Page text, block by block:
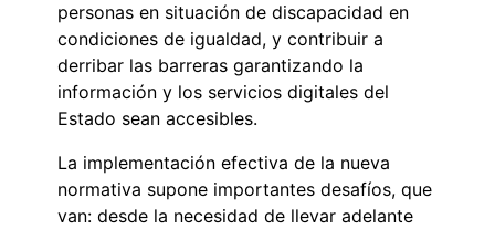
personas en situación de discapacidad en
condiciones de igualdad, y contribuir a
derribar las barreras garantizando la
información y los servicios digitales del
Estado sean accesibles.
La implementación efectiva de la nueva
normativa supone importantes desafíos, que
van: desde la necesidad de llevar adelante